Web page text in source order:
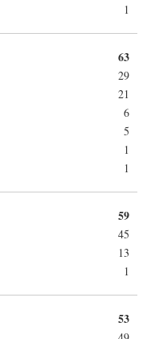
1
63
29
21
6
5
1
1
59
45
13
1
53